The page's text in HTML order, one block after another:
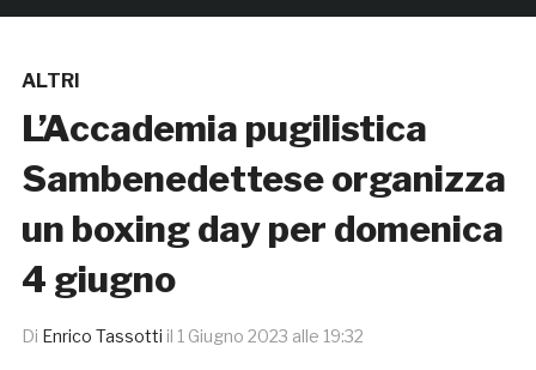
ALTRI
L’Accademia pugilistica
Sambenedettese organizza
un boxing day per domenica
4 giugno
Di Enrico Tassotti il 1 Giugno 2023 alle 19:32